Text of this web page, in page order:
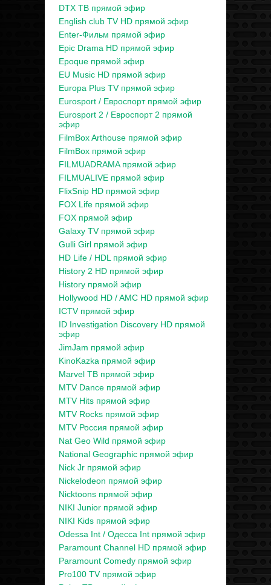
DTX ТВ прямой эфир
English club TV HD прямой эфир
Enter-Фильм прямой эфир
Epic Drama HD прямой эфир
Epoque прямой эфир
EU Music HD прямой эфир
Europa Plus TV прямой эфир
Eurosport / Евроспорт прямой эфир
Eurosport 2 / Евроспорт 2 прямой
эфир
FilmBox Arthouse прямой эфир
FilmBox прямой эфир
FILMUADRAMA прямой эфир
FILMUALIVE прямой эфир
FlixSnip HD прямой эфир
FOX Life прямой эфир
FOX прямой эфир
Galaxy TV прямой эфир
Gulli Girl прямой эфир
HD Life / HDL прямой эфир
History 2 HD прямой эфир
History прямой эфир
Hollywood HD / AMC HD прямой эфир
ICTV прямой эфир
ID Investigation Discovery HD прямой
эфир
JimJam прямой эфир
KinoKazka прямой эфир
Marvel ТВ прямой эфир
MTV Dance прямой эфир
MTV Hits прямой эфир
MTV Rocks прямой эфир
MTV Россия прямой эфир
Nat Geo Wild прямой эфир
National Geographic прямой эфир
Nick Jr прямой эфир
Nickelodeon прямой эфир
Nicktoons прямой эфир
NIKI Junior прямой эфир
NIKI Kids прямой эфир
Odessa Int / Одесса Int прямой эфир
Paramount Channel HD прямой эфир
Paramount Comedy прямой эфир
Pro100 TV прямой эфир